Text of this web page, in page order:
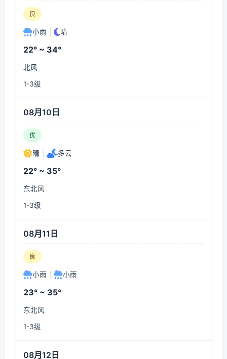
良
小雨 晴
22° ~ 34°
北风
1-3级
08月10日
优
晴 多云
22° ~ 35°
东北风
1-3级
08月11日
良
小雨 小雨
23° ~ 35°
东北风
1-3级
08月12日